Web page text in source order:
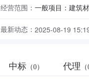
经营范围：
最新动态： 2025-08-19
中标 （0） 代理